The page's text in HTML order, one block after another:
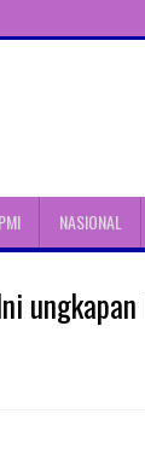
NASIONAL